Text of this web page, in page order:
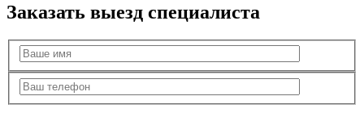
Заказать выезд специалиста